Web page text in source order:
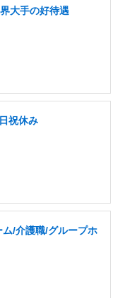
大手の好待遇
祝休み
/介護職/グループホ